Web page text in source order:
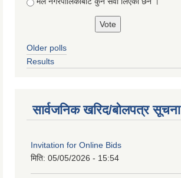
Older polls
Results
सार्वजनिक खरिद/बोलपत्र सूचना
Invitation for Online Bids
मिति: 05/05/2026 - 15:54